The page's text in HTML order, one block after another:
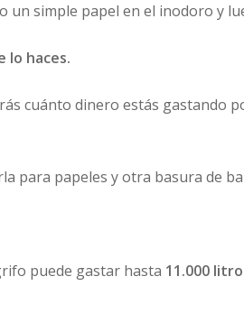
un simple papel en el inodoro y
lo haces.
cuánto dinero estás gastando
para papeles y otra basura de
puede gastar hasta 11.000